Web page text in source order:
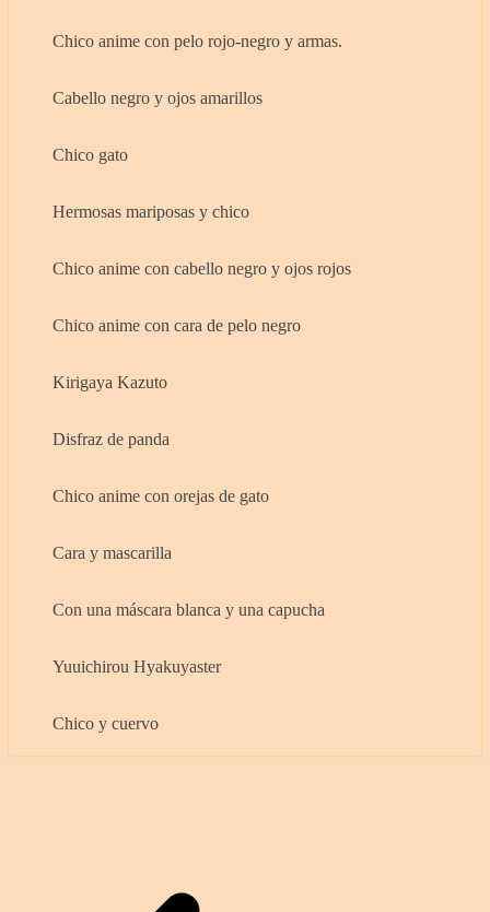
Chico anime con pelo rojo-negro y armas.
Cabello negro y ojos amarillos
Chico gato
Hermosas mariposas y chico
Chico anime con cabello negro y ojos rojos
Chico anime con cara de pelo negro
Kirigaya Kazuto
Disfraz de panda
Chico anime con orejas de gato
Cara y mascarilla
Con una máscara blanca y una capucha
Yuuichirou Hyakuyaster
Chico y cuervo